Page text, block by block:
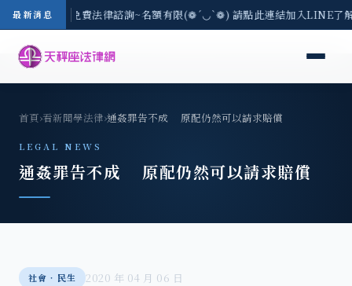
最新消息
-8/3(一) 現場免費法律諮詢~名額有限(❁´◡`❁) 請點此連結加入LINE
首頁›看新聞學法律›通姦罪告不成 原配仍然可以請求賠償
LEGAL NEWS
通姦罪告不成 原配仍然可以請求賠償
社會‧民生 2020 年 04 月 06 日